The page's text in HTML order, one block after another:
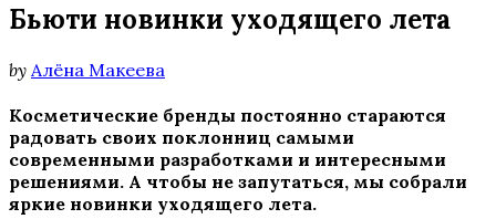
Бьюти новинки уходящего лета
by Алёна Макеева
Косметические бренды постоянно стараются
радовать своих поклонниц самыми
современными разработками и интересными
решениями. А чтобы не запутаться, мы собрали
яркие новинки уходящего лета.